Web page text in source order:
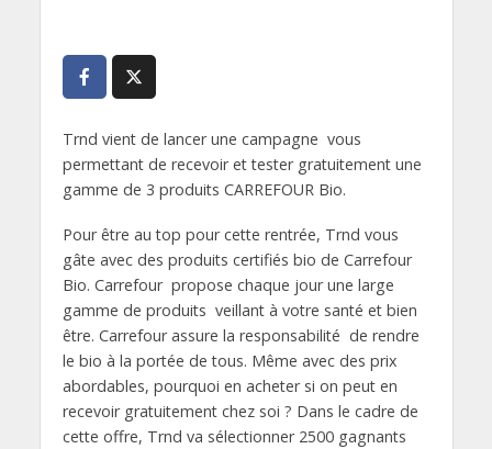
Trnd vient de lancer une campagne vous
permettant de recevoir et tester gratuitement une
gamme de 3 produits CARREFOUR Bio.
Pour être au top pour cette rentrée, Trnd vous
gâte avec des produits certifiés bio de Carrefour
Bio. Carrefour propose chaque jour une large
gamme de produits veillant à votre santé et bien
être. Carrefour assure la responsabilité de rendre
le bio à la portée de tous. Même avec des prix
abordables, pourquoi en acheter si on peut en
recevoir gratuitement chez soi ? Dans le cadre de
cette offre, Trnd va sélectionner 2500 gagnants